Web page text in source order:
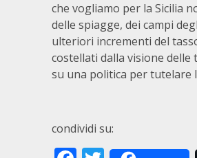
che vogliamo per la Sicilia
delle spiagge, dei campi
ulteriori incrementi del
costellati dalla visione delle
su una politica per tutelare
condividi su: